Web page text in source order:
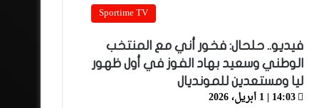
Sportime TV
فيديو.. حلحال: فخور أني مع المنتخب
الوطني وسعيد بهاد الفوز في أول ظهور
ليا ومستعدين للمونديال
14:03 | 1 أبريل، 2026